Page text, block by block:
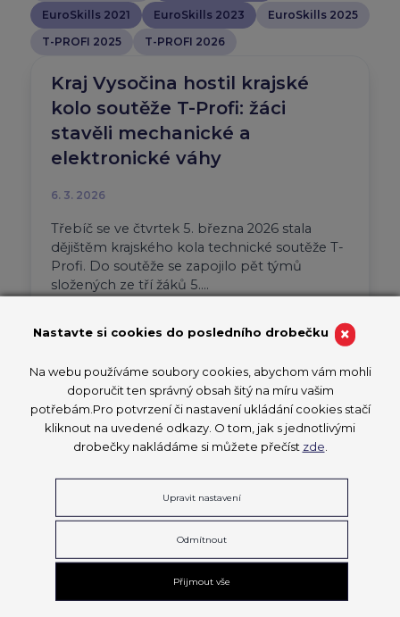
EuroSkills 2021
EuroSkills 2023
EuroSkills 2025
T-PROFI 2025
T-PROFI 2026
Kraj Vysočina hostil krajské
kolo soutěže T-Profi: žáci
stavěli mechanické a
elektronické váhy
6. 3. 2026
Třebíč se ve čtvrtek 5. března 2026 stala
dějištěm krajského kola technické soutěže T-
Profi. Do soutěže se zapojilo pět týmů
složených ze tří žáků 5….
PŘEČÍST ČLÁNEK
DOVEDNOSTI, KTERÉ MĚNÍ
BUDOUCNOST
posouvají obory vpřed.
×
Nastavte si cookies do posledního drobečku
Na webu používáme soubory cookies, abychom vám mohli
doporučit ten správný obsah šitý na míru vašim
potřebám.Pro potvrzení či nastavení ukládání cookies stačí
kliknout na uvedené odkazy. O tom, jak s jednotlivými
drobečky nakládáme si můžete přečíst zde
Upravit nastavení
Odmítnout
Přijmout vše